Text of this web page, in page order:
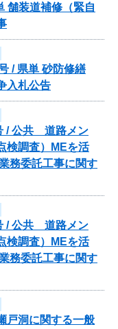
舗装道補修（緊自
/ 県単 砂防修繕
入札公告
/ 公共 道路メン
検調査）MEを活
務委託工事に関す
/ 公共 道路メン
検調査）MEを活
務委託工事に関す
戸洞に関する一般